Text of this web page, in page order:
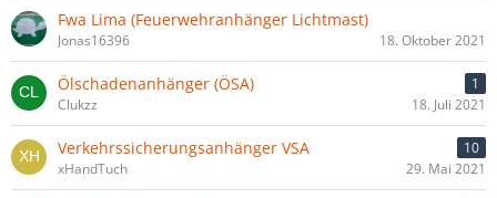
Fwa Lima (Feuerwehranhänger Lichtmast)
Jonas16396 18. Oktober 2021
Ölschadenanhänger (ÖSA)
1
Clukzz
18. Juli 2021
Verkehrssicherungsanhänger VSA
10
xHandTuch
29. Mai 2021